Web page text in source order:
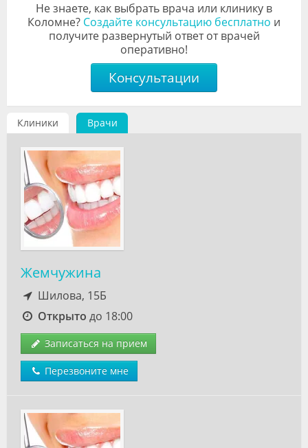
Специалисты
Галерея
Не знаете, как выбрать врача или клинику в
Коломне? Создайте консультацию бесплатно и
получите развернутый ответ от врачей
оперативно!
Консультации
Клиники Врачи
Жемчужина
Шилова, 15Б
Открыто до 18:00
Записаться на прием
Перезвоните мне